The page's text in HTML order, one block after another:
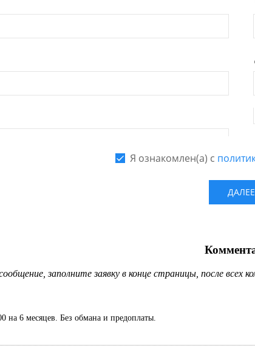
заполните заявку в конце страницы, после всех
на 6 месяцев. Без обмана и предоплаты.